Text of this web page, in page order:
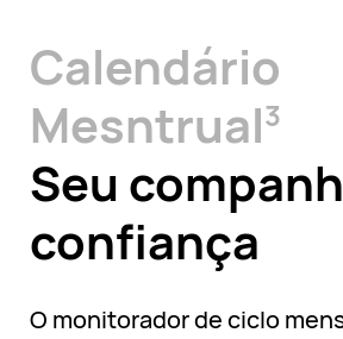
Calendário
Mesntrual3
Seu
confiança
O monitorador de ciclo